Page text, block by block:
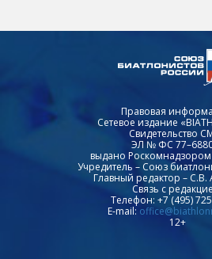
Правовая
Сетевое издание
Свидетельство
ЭЛ № ФС
выдано Роскомнадзором
Учредитель – Союз
Главный редактор – С.В.
Связь с
Телефон: +7 (495)
E-mail:
12+